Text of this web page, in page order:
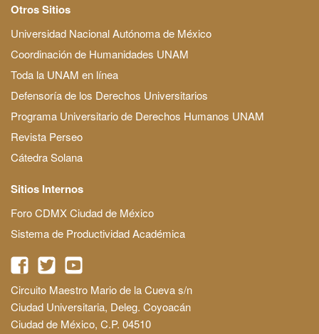
Otros Sitios
Universidad Nacional Autónoma de México
Coordinación de Humanidades UNAM
Toda la UNAM en línea
Defensoría de los Derechos Universitarios
Programa Universitario de Derechos Humanos UNAM
Revista Perseo
Cátedra Solana
Sitios Internos
Foro CDMX Ciudad de México
Sistema de Productividad Académica
Circuito Maestro Mario de la Cueva s/n
Ciudad Universitaria, Deleg. Coyoacán
Ciudad de México, C.P. 04510